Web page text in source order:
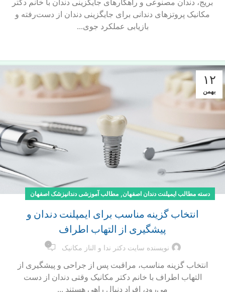
مکانیک پروتزهای دندانی برای جایگزینی دندان از دست‌رفته و
بازیابی عملکرد جوی...
۱۲
بهمن
دسته مطالب ایمپلنت دندان اصفهان, مطالب آموزشی دندانپزشک اصفهان
انتخاب گزینه مناسب برای ایمپلنت دندان و
پیشگیری از التهاب اطراف
نویسنده سایت دکتر ندا و الناز مکانیک ۰
انتخاب گزینه مناسب، مراقبت پس از جراحی و پیشگیری از
التهاب اطراف با خانم دکتر مکانیک وقتی دندان از دست
می‌رود، افراد دنبال راهی هستند ...